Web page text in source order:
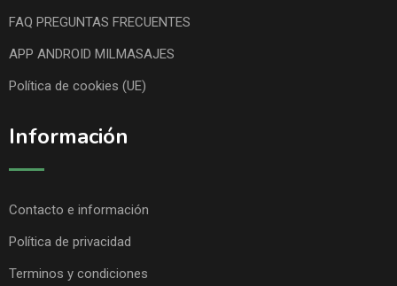
FAQ PREGUNTAS FRECUENTES
APP ANDROID MILMASAJES
Política de cookies (UE)
Información
Contacto e información
Política de privacidad
Terminos y condiciones